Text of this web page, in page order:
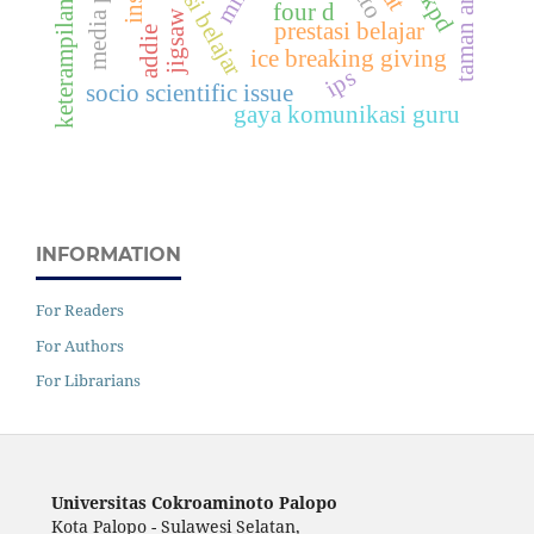
ice breaking giving
prestasi belajar
socio scientific issue
four d
gaya komunikasi guru
jigsaw
ips
addie
INFORMATION
For Readers
For Authors
For Librarians
Universitas Cokroaminoto Palopo
Kota Palopo - Sulawesi Selatan,